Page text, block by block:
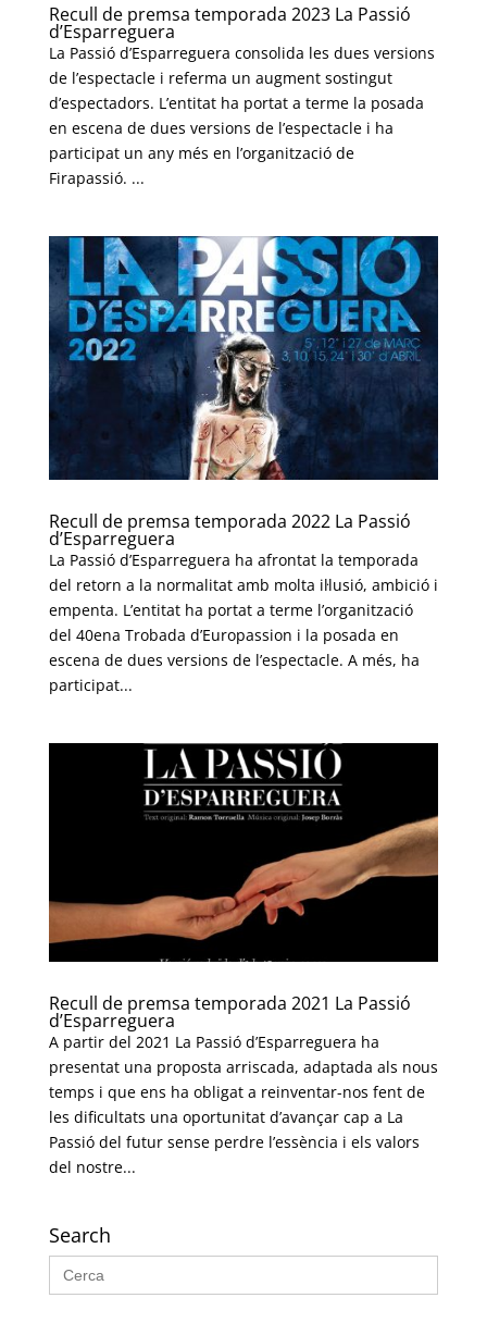
Recull de premsa temporada 2023 La Passió
d’Esparreguera
La Passió d’Esparreguera consolida les dues versions
de l’espectacle i referma un augment sostingut
d’espectadors. L’entitat ha portat a terme la posada
en escena de dues versions de l’espectacle i ha
participat un any més en l’organització de
Firapassió. ...
Recull de premsa temporada 2022 La Passió
d’Esparreguera
La Passió d’Esparreguera ha afrontat la temporada
del retorn a la normalitat amb molta il·lusió, ambició i
empenta. L’entitat ha portat a terme l’organització
del 40ena Trobada d’Europassion i la posada en
escena de dues versions de l’espectacle. A més, ha
participat...
Recull de premsa temporada 2021 La Passió
d’Esparreguera
A partir del 2021 La Passió d’Esparreguera ha
presentat una proposta arriscada, adaptada als nous
temps i que ens ha obligat a reinventar-nos fent de
les dificultats una oportunitat d’avançar cap a La
Passió del futur sense perdre l’essència i els valors
del nostre...
Search
Search
for: